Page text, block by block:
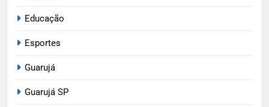
Educação
Esportes
Guarujá
Guarujá SP